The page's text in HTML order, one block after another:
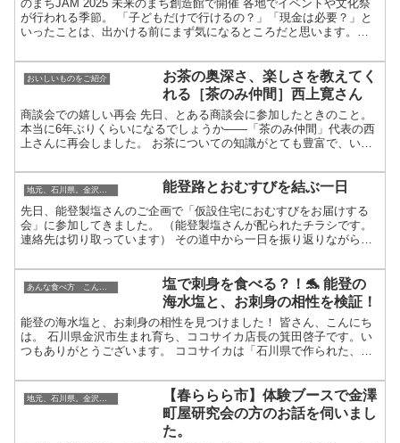
のまちJAM 2025 未来のまち創造館で開催 各地でイベントや文化祭
が行われる季節。 「子どもだけで行けるの？」「現金は必要？」と
いったことは、出かける前にまず気になるところだと思います。の
おいしいものをご紹介
お茶の奥深さ、楽しさを教えてく
れる［茶のみ仲間］西上寛さん
商談会での嬉しい再会 先日、とある商談会に参加したときのこと。
本当に6年ぶりくらいになるでしょうか――「茶のみ仲間」代表の西
上さんに再会しました。 お茶についての知識がとても豊富で、いつ
地元、石川県。金沢・加賀・能登のこと 能登路とおむすびを結ぶ一日
先日、能登製塩さんのご企画で「仮設住宅におむすびをお届けする
会」に参加してきました。 （能登製塩さんが配られたチラシです。
連絡先は切り取っています） その道中から一日を振り返りながら、
塩で刺身を食べる？！🐬 能登の
海水塩と、お刺身の相性を検証！
能登の海水塩と、お刺身の相性を見つけました！ 皆さん、こんにち
は。 石川県金沢市生まれ育ち、ココサイカ店長の箕田啓子です。い
つもありがとうございます。 ココサイカは「石川県で作られた、小
【春ららら市】体験ブースで金澤
町屋研究会の方のお話を伺いまし
た。